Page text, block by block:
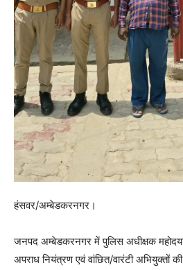
हंसवर/अम्बेडकरनगर।
जनपद अम्बेडकरनगर में पुलिस अधीक्षक महोदया
अपराध नियंत्रण एवं वांछित/वारंटी अभियुक्तों